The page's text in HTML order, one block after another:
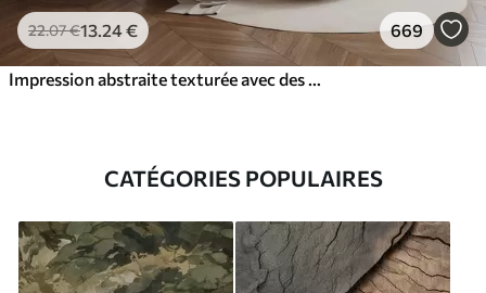
22.07€13 .24€ 669
CATÉGORIES POPULAIRES